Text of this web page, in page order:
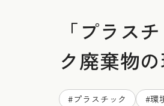
「プラス
ク廃棄物
#プラスチック #環